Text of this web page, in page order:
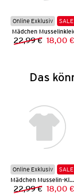
Online Exklusiv
SALE
Mädchen
22,99 € Neuer
18,00 €
Das
Online Exklusiv
SALE
Mädchen Musselin-Kleid
22,99 € Neuer
18,00 €